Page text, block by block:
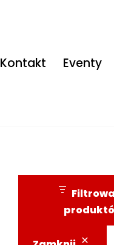
Kontakt Eventy